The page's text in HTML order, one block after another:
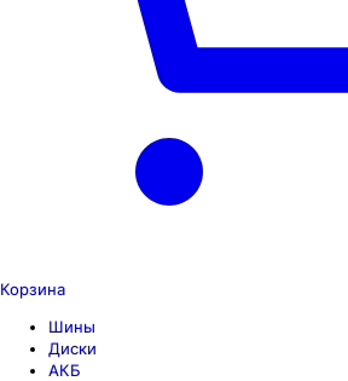
Корзина
Шины
Диски
АКБ